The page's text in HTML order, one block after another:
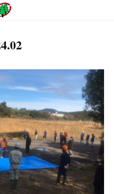
.02